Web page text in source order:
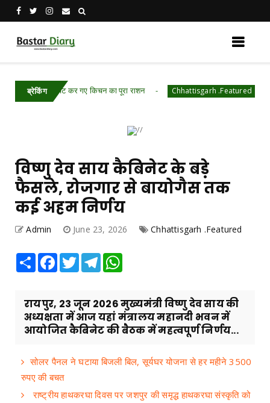
ब्रेकिंग
चट कर गए किचन का पूरा राशन Chhattisgarh .Featured रायपुर पुलिस
विष्णु देव साय कैबिनेट के बड़े
फैसले, रोजगार से बायोगैस तक
कई अहम निर्णय
Admin June 23, 2026 Chhattisgarh .Featured
Share Facebook
TwitterTelegram
रायपुर, 23 जून 2026 मुख्यमंत्री विष्णु देव साय की
अध्यक्षता में आज यहां मंत्रालय महानदी भवन में
आयोजित कैबिनेट की बैठक में महत्वपूर्ण निर्णय...
सोलर पैनल ने घटाया बिजली बिल, सूर्यघर योजना से हर महीने 3500
रुपए की बचत
राष्ट्रीय हाथकरघा दिवस पर जशपुर की समृद्ध हाथकरघा संस्कृति को